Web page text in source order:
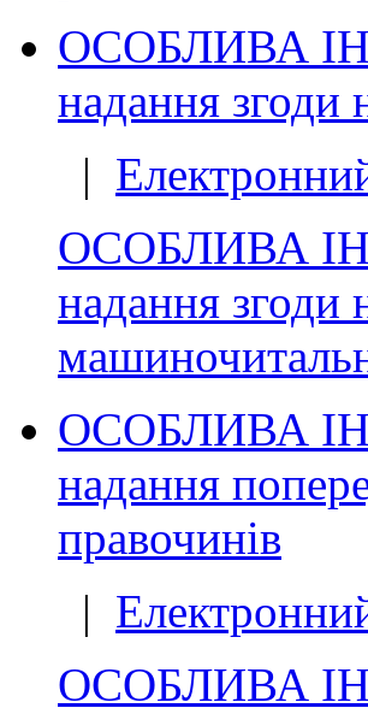
ОСОБЛИВА
надання згоди
|
ОСОБЛИВА
надання згоди
ОСОБЛИВА
надання
правочинів
|
ОСОБЛИВА